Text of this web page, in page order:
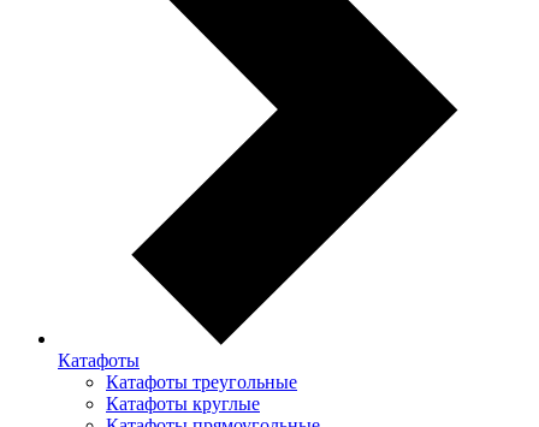
Катафоты
Катафоты треугольные
Катафоты круглые